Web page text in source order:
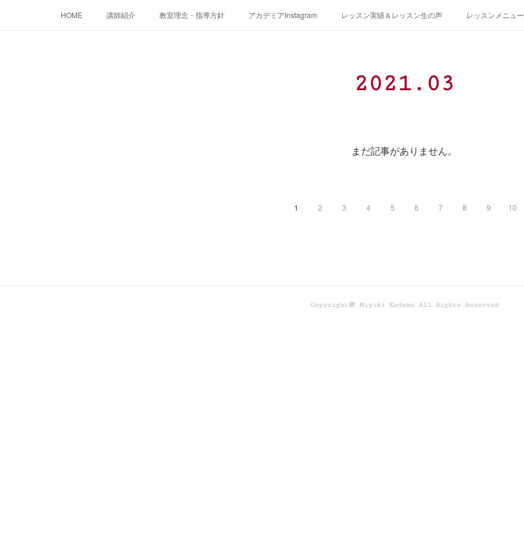
HOME 講師紹介 教室理念・指導方針 アカデミアInstagram レッスン実績＆レッスン生の声 レッスンメニュー
2021 . 03
まだ記事がありません。
1 2 3 4 5 6 7 8 9 10
Copyright＠ Miyuki Kodama All Rights Reserved